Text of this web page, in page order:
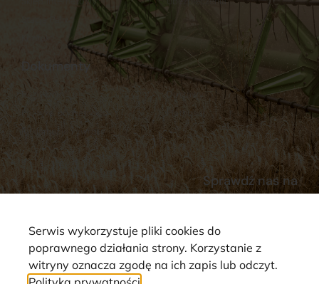
Dokumenty
Regulamin
Polityka prywatności
Reklamacje i zwroty
Dostawy
Płatności
Sprawdź nas na
Serwis wykorzystuje pliki cookies do
poprawnego działania strony. Korzystanie z
witryny oznacza zgodę na ich zapis lub odczyt.